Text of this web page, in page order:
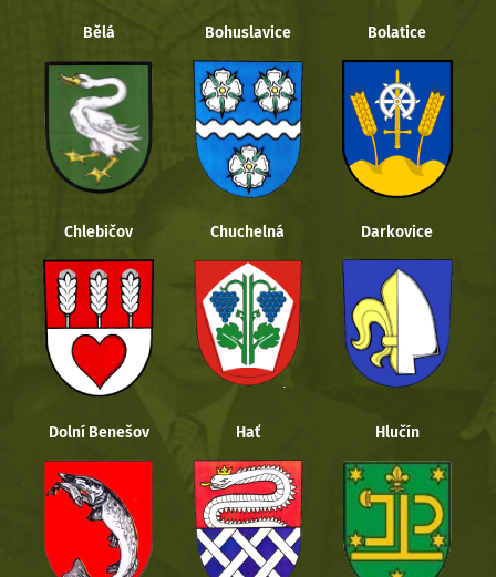
Bělá Bohuslavice Bolatice
Chlebičov Chuchelná Darkovice
Dolní Benešov Hať Hlučín